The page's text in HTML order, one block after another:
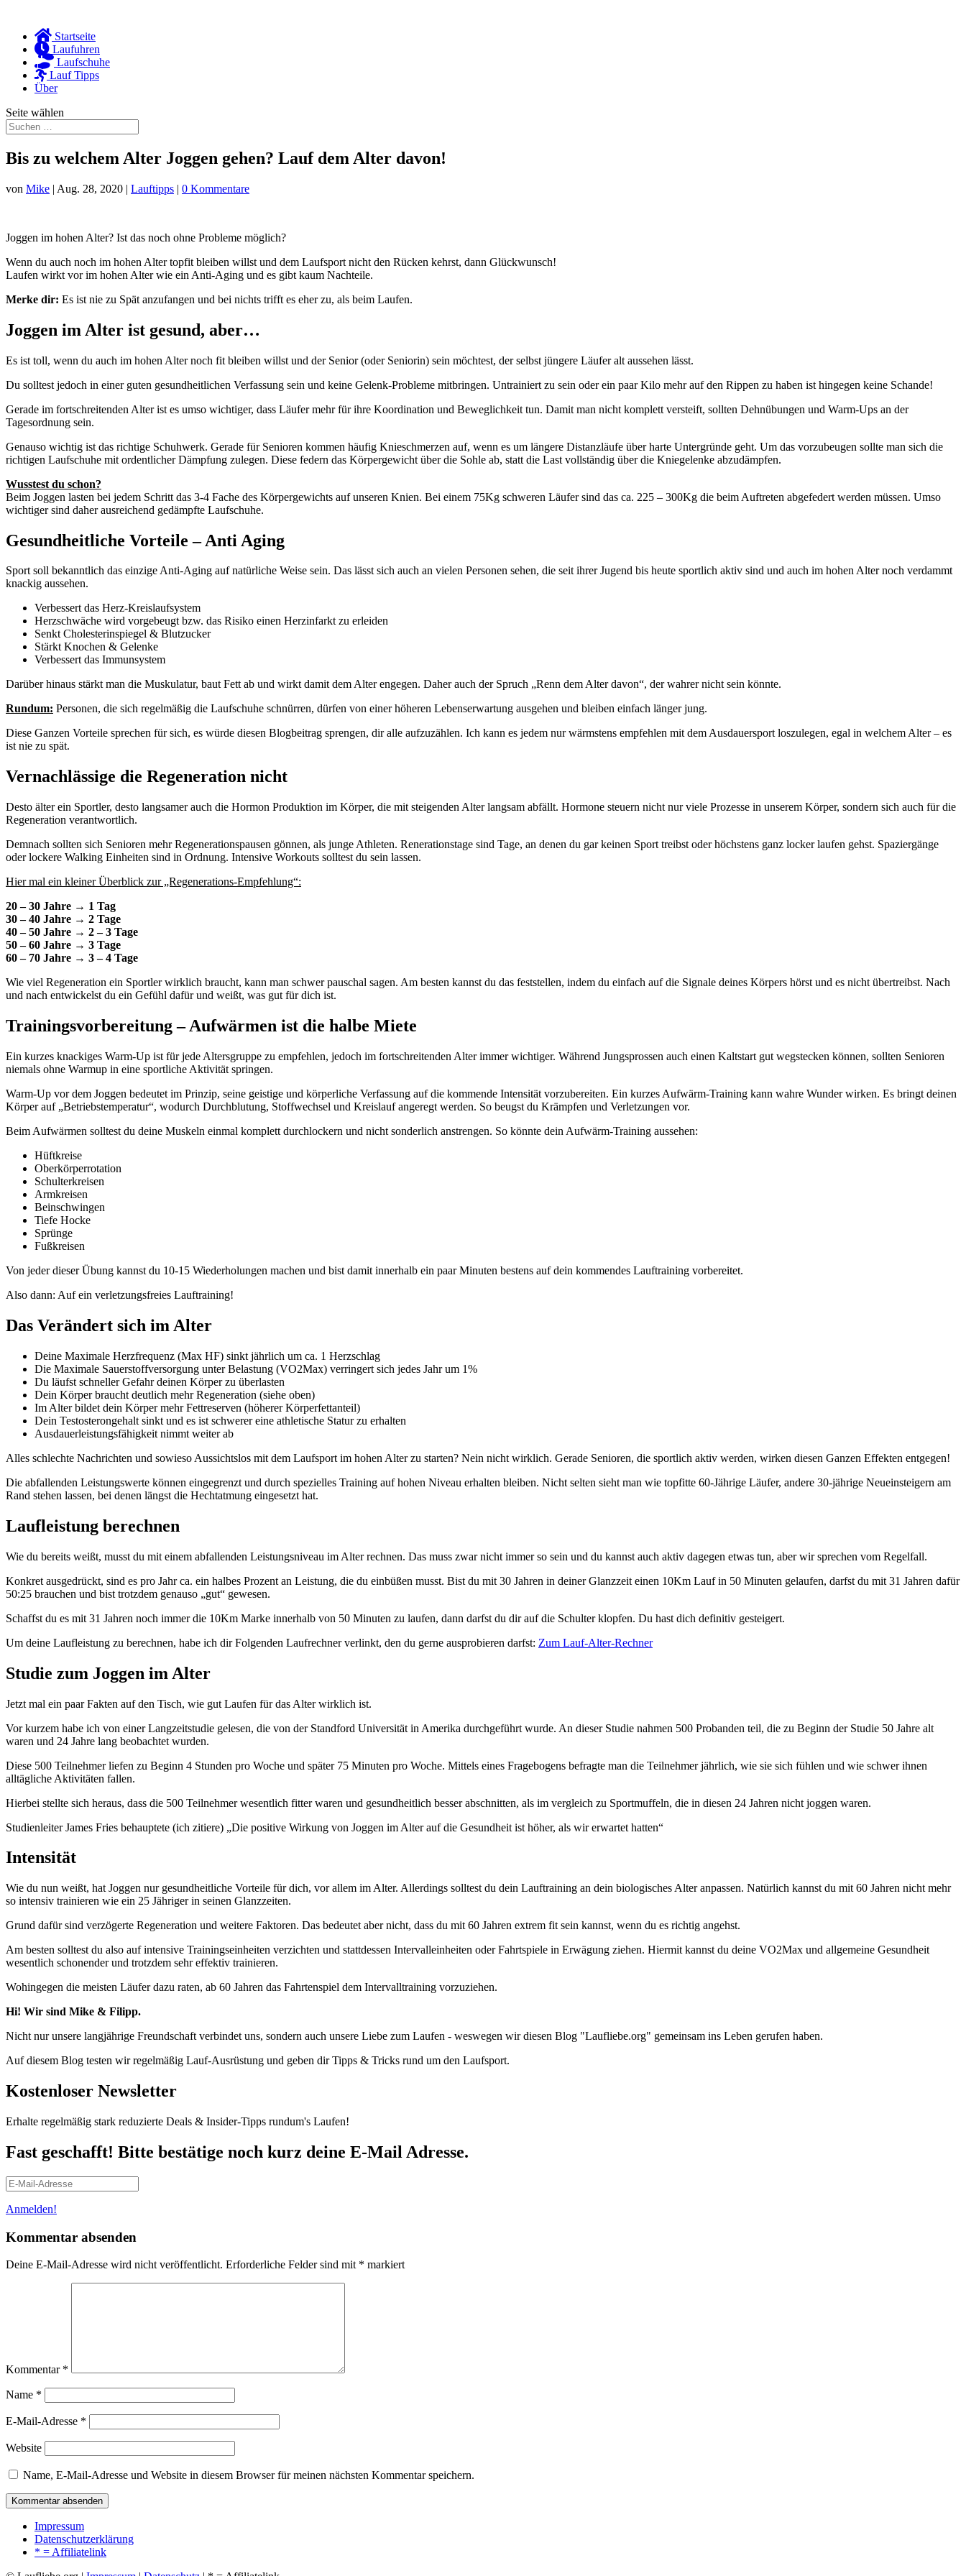
Startseite
Laufuhren
Laufschuhe
Lauf Tipps
Über
Seite wählen
Bis zu welchem Alter Joggen gehen? Lauf dem Alter davon!
von Mike | Aug. 28, 2020 | Lauftipps | 0 Kommentare
Joggen im hohen Alter? Ist das noch ohne Probleme möglich?
Wenn du auch noch im hohen Alter topfit bleiben willst und dem Laufsport nicht den Rücken kehrst, dann Glückwunsch!
Laufen wirkt vor im hohen Alter wie ein Anti-Aging und es gibt kaum Nachteile.
Merke dir: Es ist nie zu Spät anzufangen und bei nichts trifft es eher zu, als beim Laufen.
Joggen im Alter ist gesund, aber…
Es ist toll, wenn du auch im hohen Alter noch fit bleiben willst und der Senior (oder Seniorin) sein möchtest, der selbst jüngere Läufer alt aussehen lässt.
Du solltest jedoch in einer guten gesundheitlichen Verfassung sein und keine Gelenk-Probleme mitbringen. Untrainiert zu sein oder ein paar Kilo mehr auf den Rippen zu haben ist hingegen keine Schande!
Gerade im fortschreitenden Alter ist es umso wichtiger, dass Läufer mehr für ihre Koordination und Beweglichkeit tun. Damit man nicht komplett versteift, sollten Dehnübungen und Warm-Ups an der
Tagesordnung sein.
Genauso wichtig ist das richtige Schuhwerk. Gerade für Senioren kommen häufig Knieschmerzen auf, wenn es um längere Distanzläufe über harte Untergründe geht. Um das vorzubeugen sollte man sich die
richtigen Laufschuhe mit ordentlicher Dämpfung zulegen. Diese federn das Körpergewicht über die Sohle ab, statt die Last vollständig über die Kniegelenke abzudämpfen.
Wusstest du schon?
Beim Joggen lasten bei jedem Schritt das 3-4 Fache des Körpergewichts auf unseren Knien. Bei einem 75Kg schweren Läufer sind das ca. 225 – 300Kg die beim Auftreten abgefedert werden müssen. Umso
wichtiger sind daher ausreichend gedämpfte Laufschuhe.
Gesundheitliche Vorteile – Anti Aging
Sport soll bekanntlich das einzige Anti-Aging auf natürliche Weise sein. Das lässt sich auch an vielen Personen sehen, die seit ihrer Jugend bis heute sportlich aktiv sind und auch im hohen Alter noch verdammt
knackig aussehen.
Verbessert das Herz-Kreislaufsystem
Herzschwäche wird vorgebeugt bzw. das Risiko einen Herzinfarkt zu erleiden
Senkt Cholesterinspiegel & Blutzucker
Stärkt Knochen & Gelenke
Verbessert das Immunsystem
Darüber hinaus stärkt man die Muskulatur, baut Fett ab und wirkt damit dem Alter engegen. Daher auch der Spruch „Renn dem Alter davon“, der wahrer nicht sein könnte.
Rundum: Personen, die sich regelmäßig die Laufschuhe schnürren, dürfen von einer höheren Lebenserwartung ausgehen und bleiben einfach länger jung.
Diese Ganzen Vorteile sprechen für sich, es würde diesen Blogbeitrag sprengen, dir alle aufzuzählen. Ich kann es jedem nur wärmstens empfehlen mit dem Ausdauersport loszulegen, egal in welchem Alter – es
ist nie zu spät.
Vernachlässige die Regeneration nicht
Desto älter ein Sportler, desto langsamer auch die Hormon Produktion im Körper, die mit steigenden Alter langsam abfällt. Hormone steuern nicht nur viele Prozesse in unserem Körper, sondern sich auch für die
Regeneration verantwortlich.
Demnach sollten sich Senioren mehr Regenerationspausen gönnen, als junge Athleten. Renerationstage sind Tage, an denen du gar keinen Sport treibst oder höchstens ganz locker laufen gehst. Spaziergänge
oder lockere Walking Einheiten sind in Ordnung. Intensive Workouts solltest du sein lassen.
Hier mal ein kleiner Überblick zur „Regenerations-Empfehlung“:
20 – 30 Jahre → 1 Tag
30 – 40 Jahre → 2 Tage
40 – 50 Jahre → 2 – 3 Tage
50 – 60 Jahre → 3 Tage
60 – 70 Jahre → 3 – 4 Tage
Wie viel Regeneration ein Sportler wirklich braucht, kann man schwer pauschal sagen. Am besten kannst du das feststellen, indem du einfach auf die Signale deines Körpers hörst und es nicht übertreibst. Nach
und nach entwickelst du ein Gefühl dafür und weißt, was gut für dich ist.
Trainingsvorbereitung – Aufwärmen ist die halbe Miete
Ein kurzes knackiges Warm-Up ist für jede Altersgruppe zu empfehlen, jedoch im fortschreitenden Alter immer wichtiger. Während Jungsprossen auch einen Kaltstart gut wegstecken können, sollten Senioren
niemals ohne Warmup in eine sportliche Aktivität springen.
Warm-Up vor dem Joggen bedeutet im Prinzip, seine geistige und körperliche Verfassung auf die kommende Intensität vorzubereiten. Ein kurzes Aufwärm-Training kann wahre Wunder wirken. Es bringt deinen
Körper auf „Betriebstemperatur“, wodurch Durchblutung, Stoffwechsel und Kreislauf angeregt werden. So beugst du Krämpfen und Verletzungen vor.
Beim Aufwärmen solltest du deine Muskeln einmal komplett durchlockern und nicht sonderlich anstrengen. So könnte dein Aufwärm-Training aussehen:
Hüftkreise
Oberkörperrotation
Schulterkreisen
Armkreisen
Beinschwingen
Tiefe Hocke
Sprünge
Fußkreisen
Von jeder dieser Übung kannst du 10-15 Wiederholungen machen und bist damit innerhalb ein paar Minuten bestens auf dein kommendes Lauftraining vorbereitet.
Also dann: Auf ein verletzungsfreies Lauftraining!
Das Verändert sich im Alter
Deine Maximale Herzfrequenz (Max HF) sinkt jährlich um ca. 1 Herzschlag
Die Maximale Sauerstoffversorgung unter Belastung (VO2Max) verringert sich jedes Jahr um 1%
Du läufst schneller Gefahr deinen Körper zu überlasten
Dein Körper braucht deutlich mehr Regeneration (siehe oben)
Im Alter bildet dein Körper mehr Fettreserven (höherer Körperfettanteil)
Dein Testosterongehalt sinkt und es ist schwerer eine athletische Statur zu erhalten
Ausdauerleistungsfähigkeit nimmt weiter ab
Alles schlechte Nachrichten und sowieso Aussichtslos mit dem Laufsport im hohen Alter zu starten? Nein nicht wirklich. Gerade Senioren, die sportlich aktiv werden, wirken diesen Ganzen Effekten entgegen!
Die abfallenden Leistungswerte können eingegrenzt und durch spezielles Training auf hohen Niveau erhalten bleiben. Nicht selten sieht man wie topfitte 60-Jährige Läufer, andere 30-jährige Neueinsteigern am
Rand stehen lassen, bei denen längst die Hechtatmung eingesetzt hat.
Laufleistung berechnen
Wie du bereits weißt, musst du mit einem abfallenden Leistungsniveau im Alter rechnen. Das muss zwar nicht immer so sein und du kannst auch aktiv dagegen etwas tun, aber wir sprechen vom Regelfall.
Konkret ausgedrückt, sind es pro Jahr ca. ein halbes Prozent an Leistung, die du einbüßen musst. Bist du mit 30 Jahren in deiner Glanzzeit einen 10Km Lauf in 50 Minuten gelaufen, darfst du mit 31 Jahren dafür
50:25 brauchen und bist trotzdem genauso „gut“ gewesen.
Schaffst du es mit 31 Jahren noch immer die 10Km Marke innerhalb von 50 Minuten zu laufen, dann darfst du dir auf die Schulter klopfen. Du hast dich definitiv gesteigert.
Um deine Laufleistung zu berechnen, habe ich dir Folgenden Laufrechner verlinkt, den du gerne ausprobieren darfst: Zum Lauf-Alter-Rechner
Studie zum Joggen im Alter
Jetzt mal ein paar Fakten auf den Tisch, wie gut Laufen für das Alter wirklich ist.
Vor kurzem habe ich von einer Langzeitstudie gelesen, die von der Standford Universität in Amerika durchgeführt wurde. An dieser Studie nahmen 500 Probanden teil, die zu Beginn der Studie 50 Jahre alt
waren und 24 Jahre lang beobachtet wurden.
Diese 500 Teilnehmer liefen zu Beginn 4 Stunden pro Woche und später 75 Minuten pro Woche. Mittels eines Fragebogens befragte man die Teilnehmer jährlich, wie sie sich fühlen und wie schwer ihnen
alltägliche Aktivitäten fallen.
Hierbei stellte sich heraus, dass die 500 Teilnehmer wesentlich fitter waren und gesundheitlich besser abschnitten, als im vergleich zu Sportmuffeln, die in diesen 24 Jahren nicht joggen waren.
Studienleiter James Fries behauptete (ich zitiere) „Die positive Wirkung von Joggen im Alter auf die Gesundheit ist höher, als wir erwartet hatten“
Intensität
Wie du nun weißt, hat Joggen nur gesundheitliche Vorteile für dich, vor allem im Alter. Allerdings solltest du dein Lauftraining an dein biologisches Alter anpassen. Natürlich kannst du mit 60 Jahren nicht mehr
so intensiv trainieren wie ein 25 Jähriger in seinen Glanzzeiten.
Grund dafür sind verzögerte Regeneration und weitere Faktoren. Das bedeutet aber nicht, dass du mit 60 Jahren extrem fit sein kannst, wenn du es richtig angehst.
Am besten solltest du also auf intensive Trainingseinheiten verzichten und stattdessen Intervalleinheiten oder Fahrtspiele in Erwägung ziehen. Hiermit kannst du deine VO2Max und allgemeine Gesundheit
wesentlich schonender und trotzdem sehr effektiv trainieren.
Wohingegen die meisten Läufer dazu raten, ab 60 Jahren das Fahrtenspiel dem Intervalltraining vorzuziehen.
Hi! Wir sind Mike & Filipp.
Nicht nur unsere langjährige Freundschaft verbindet uns, sondern auch unsere Liebe zum Laufen - weswegen wir diesen Blog "Laufliebe.org" gemeinsam ins Leben gerufen haben.
Auf diesem Blog testen wir regelmäßig Lauf-Ausrüstung und geben dir Tipps & Tricks rund um den Laufsport.
Kostenloser Newsletter
Erhalte regelmäßig stark reduzierte Deals & Insider-Tipps rundum's Laufen!
Fast geschafft! Bitte bestätige noch kurz deine E-Mail Adresse.
Anmelden!
Kommentar absenden
Deine E-Mail-Adresse wird nicht veröffentlicht. Erforderliche Felder sind mit * markiert
Kommentar *
Name *
E-Mail-Adresse *
Website
Name, E-Mail-Adresse und Website in diesem Browser für meinen nächsten Kommentar speichern.
Impressum
Datenschutzerklärung
* = Affiliatelink